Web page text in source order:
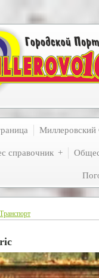
справочник
Транспорт